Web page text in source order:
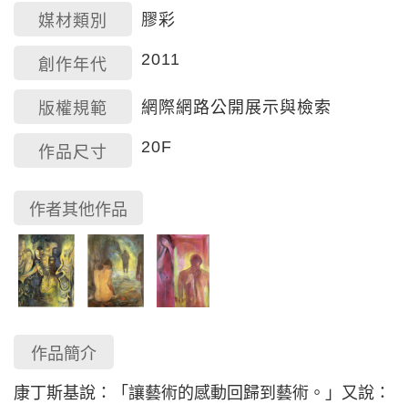
媒材類別 膠彩
創作年代 2011
版權規範 網際網路公開展示與檢索
作品尺寸 20F
作者其他作品
作品簡介
康丁斯基說：「讓藝術的感動回歸到藝術。」又說：